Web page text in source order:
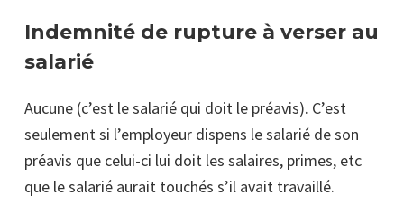
Indemnité de rupture à verser au
salarié
Aucune (c’est le salarié qui doit le préavis). C’est
seulement si l’employeur dispens le salarié de son
préavis que celui-ci lui doit les salaires, primes, etc
que le salarié aurait touchés s’il avait travaillé.